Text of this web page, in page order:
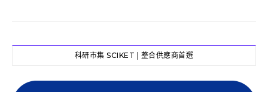
科研市集 SCIKET | 整合供應商首選